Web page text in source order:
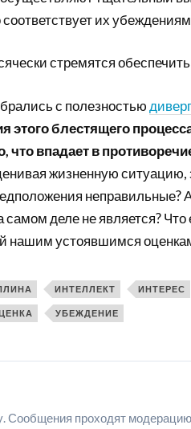
соответствует их
стремятся
с полезностью
этого блестящего
что впадает в
жизненную ситуацию,
неправильные?
самом деле не является?
нашим устоявшимся
ИНТЕЛЛЕКТ ИНТЕРЕС
УБЕЖДЕНИЕ
Сообщения проходят